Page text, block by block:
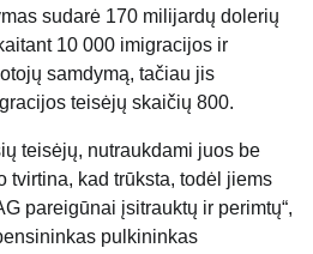
sudarė 170 milijardų dolerių
10 000 imigracijos ir
samdymą, tačiau jis
teisėjų skaičių 800.
teisėjų, nutraukdami juos be
tvirtina, kad trūksta, todėl jiems
pareigūnai įsitrauktų ir perimtų“,
pulkininkas